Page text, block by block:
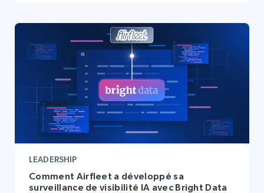
LEADERSHIP
Comment Airfleet a développé sa
surveillance de visibilité IA avec Bright Data